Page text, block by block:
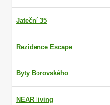
Jateční 35
Rezidence Escape
Byty Borovského
NEAR living